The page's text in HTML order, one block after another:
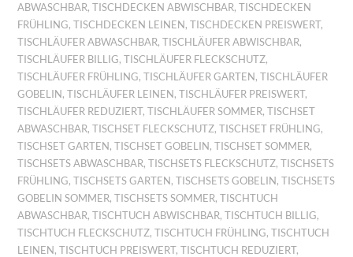
ABWASCHBAR,TISCHDECKEN ABWISCHBAR,TISCHDECKEN
FRÜHLING,TISCHDECKEN LEINEN ,TISCHDECKEN PREISWERT,
TISCHLÄUFER ABWASCHBAR,TISCHLÄUFER ABWISCHBAR,
TISCHLÄUFER BILLIG,TISCHLÄUFER FLECKSCHUTZ,
TISCHLÄUFER FRÜHLING,TISCHLÄUFER GARTEN ,TISCHLÄUFER
GOBELIN ,TISCHLÄUFER LEINEN ,TISCHLÄUFER PREISWERT,
TISCHLÄUFER REDUZIERT,TISCHLÄUFER SOMMER,TISCHSET
ABWASCHBAR,TISCHSET FLECKSCHUTZ,TISCHSET FRÜHLING,
TISCHSET GARTEN ,TISCHSET GOBELIN ,TISCHSET SOMMER,
TISCHSETS ABWASCHBAR,TISCHSETS FLECKSCHUTZ,TISCHSETS
FRÜHLING,TISCHSETS GARTEN ,TISCHSETS GOBELIN ,TISCHSETS
GOBELIN SOMMER,TISCHSETS SOMMER,TISCHTUCH
ABWASCHBAR,TISCHTUCH ABWISCHBAR,TISCHTUCH BILLIG,
TISCHTUCH FLECKSCHUTZ,TISCHTUCH FRÜHLING,TISCHTUCH
LEINEN ,TISCHTUCH PREISWERT,TISCHTUCH REDUZIERT,